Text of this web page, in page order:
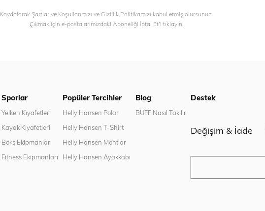
Kaydolarak Şartlar ve Koşullarımızı ve Gizlilik Politikamızı kabul etmiş olursunuz.
Çıkmak için e-postalarımızdaki Aboneliği İptal Et’i tıklayın.
Sporlar
Yelken Kıyafetleri
Kayak Kıyafetleri
Boks Ekipmanları
Fitness Ekipmanları
Popüler Tercihler
Helly Hansen Polar
Helly Hansen T-Shirt
Helly Hansen Montlar
Helly Hansen Ayakkabı
Blog
BUFF Nasıl Takılır
Destek
Değişim & İade